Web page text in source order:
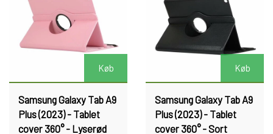
Køb
Samsung Galaxy Tab A9
Plus (2023) - Tablet
cover 360° - Lyserød
Køb
Samsung Galaxy Tab A9
Plus (2023) - Tablet
cover 360° - Sort